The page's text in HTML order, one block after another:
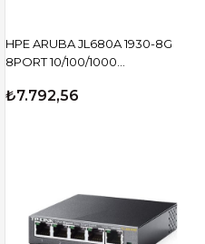
HPE ARUBA JL680A 1930-8G
8PORT 10/100/1000
₺7.792,56